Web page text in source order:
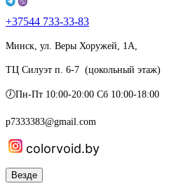
+37544 733-33-83
Минск, ул. Веры Хоружей, 1А,
ТЦ Силуэт п. 6-7 (цокольный этаж)
🕖Пн-Пт 10:00-20:00 Сб 10:00-18:00
p7333383@gmail.com
colorvoid.by
Везде